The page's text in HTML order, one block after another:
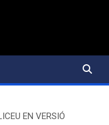
EN VERSIÓ